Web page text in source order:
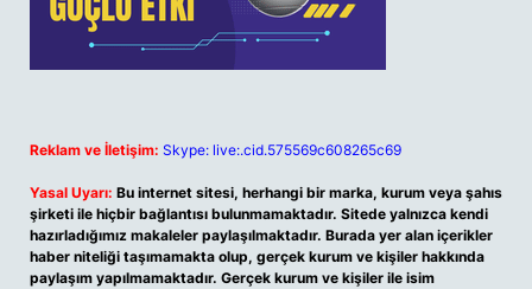
Reklam ve İletişim: Skype: live:.cid.575569c608265c69
Yasal Uyarı: Bu internet sitesi, herhangi bir marka, kurum veya şahıs
şirketi ile hiçbir bağlantısı bulunmamaktadır. Sitede yalnızca kendi
hazırladığımız makaleler paylaşılmaktadır. Burada yer alan içerikler
haber niteliği taşımamakta olup, gerçek kurum ve kişiler hakkında
paylaşım yapılmamaktadır. Gerçek kurum ve kişiler ile isim